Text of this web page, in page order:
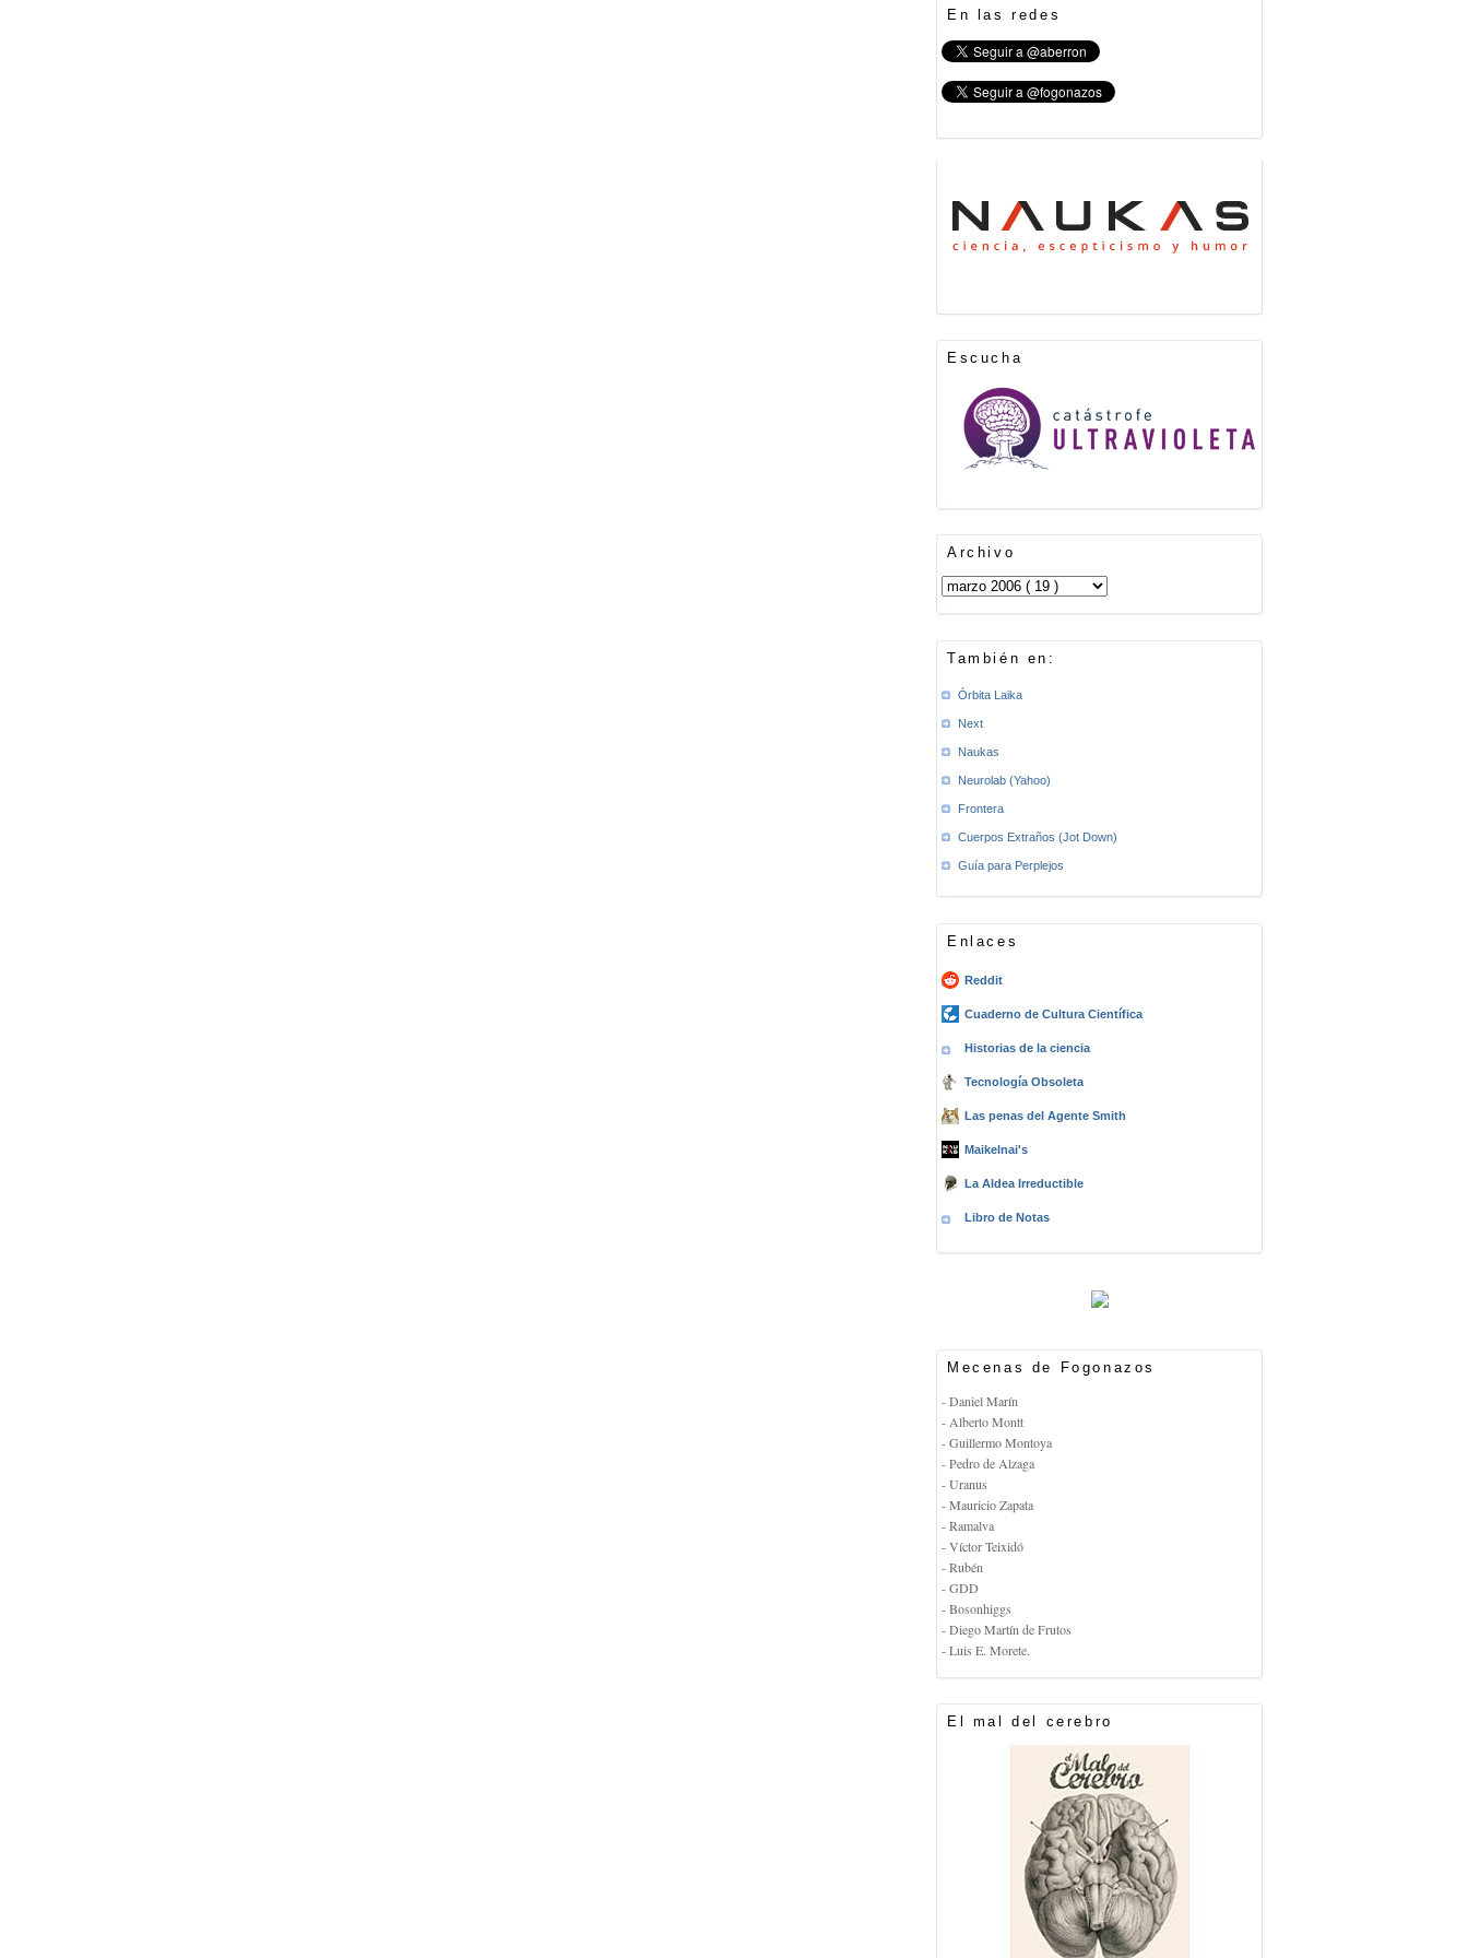
En las redes
Escucha
Archivo
También en:
Órbita Laika
Next
Naukas
Neurolab (Yahoo)
Frontera
Cuerpos Extraños (Jot Down)
Guía para Perplejos
Enlaces
Reddit
Cuaderno de Cultura Científica
Historias de la ciencia
Tecnología Obsoleta
Las penas del Agente Smith
Maikelnai's
La Aldea Irreductible
Libro de Notas
Mecenas de Fogonazos
- Daniel Marín
- Alberto Montt
- Guillermo Montoya
- Pedro de Alzaga
- Uranus
- Mauricio Zapata
- Ramalva
- Víctor Teixidó
- Rubén
- GDD
- Bosonhiggs
- Diego Martín de Frutos
- Luis E. Morete.
El mal del cerebro